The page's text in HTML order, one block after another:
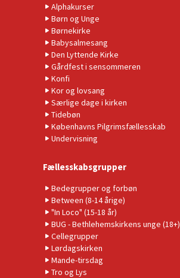
Alphakurser
Børn og Unge
Børnekirke
Babysalmesang
Den Lyttende Kirke
Gårdfest i sensommeren
Konfi
Kor og lovsang
Særlige dage i kirken
Tidebøn
Københavns Pilgrimsfællesskab
Undervisning
Fællesskabsgrupper
Bedegrupper og forbøn
Between (8-14 årige)
"In Loco" (15-18 år)
BUG - Bethlehemskirkens unge (18+)
Cellegrupper
Lørdagskirken
Mande-tirsdag
Tro og Lys